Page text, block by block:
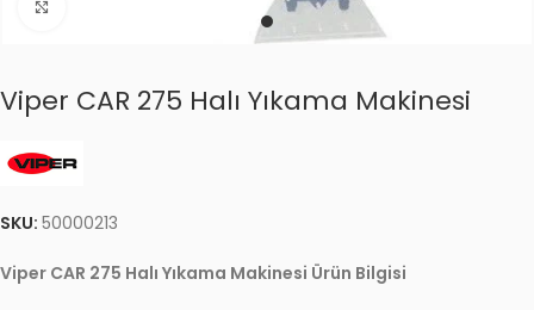
Viper CAR 275 Halı Yıkama Makinesi
SKU:50000213
Viper CAR 275 Halı Yıkama Makinesi Ürün Bilgisi